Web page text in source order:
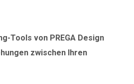
Tools von PREGA Design
zwischen Ihren